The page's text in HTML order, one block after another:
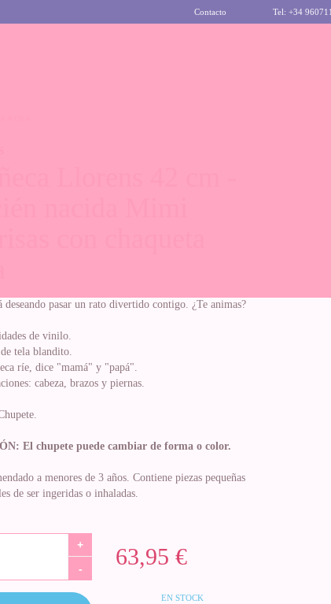
Contacto Tel: +34
nacida Mimi
deseando pasar un rato divertido contigo. ¿Te animas?
de vinilo.
tela blandito.
ríe, dice "mamá" y "papá".
cabeza, brazos y piernas.
El chupete puede cambiar de forma o color.
a menores de 3 años. Contiene piezas pequeñas
de ser ingeridas o inhaladas.
63,95 €
+
-
EN STOCK